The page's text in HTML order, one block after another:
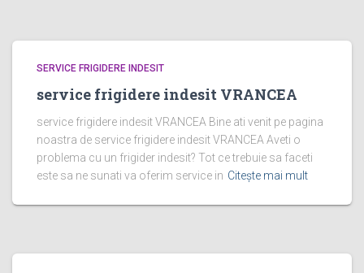
SERVICE FRIGIDERE INDESIT
service frigidere indesit VRANCEA
service frigidere indesit VRANCEA Bine ati venit pe pagina
noastra de service frigidere indesit VRANCEA Aveti o
problema cu un frigider indesit? Tot ce trebuie sa faceti
este sa ne sunati va oferim service in Citește mai mult